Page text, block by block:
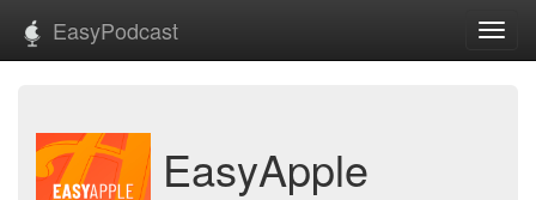
EasyPodcast
EasyApple